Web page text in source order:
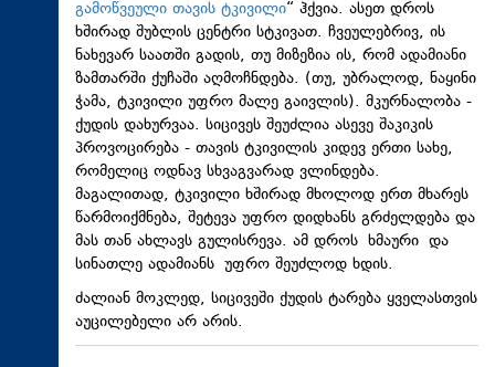
გამოწვეული თავის ტკივილი“ ჰქვია. ასეთ დროს
ხშირად შუბლის ცენტრი სტკივათ. ჩვეულებრივ, ის
ნახევარ საათში გადის, თუ მიზეზია ის, რომ ადამიანი
ზამთარში ქუჩაში აღმოჩნდება. (თუ, უბრალოდ, ნაყინი
ჭამა, ტკივილი უფრო მალე გაივლის). მკურნალობა -
ქუდის დახურვაა. სიცივეს შეუძლია ასევე შაკიკის
პროვოცირება - თავის ტკივილის კიდევ ერთი სახე,
რომელიც ოდნავ სხვაგვარად ვლინდება.
მაგალითად, ტკივილი ხშირად მხოლოდ ერთ მხარეს
წარმოიქმნება, შეტევა უფრო დიდხანს გრძელდება და
მას თან ახლავს გულისრევა. ამ დროს ხმაური და
სინათლე ადამიანს უფრო შეუძლოდ ხდის.
ძალიან მოკლედ, სიცივეში ქუდის ტარება ყველასთვის
აუცილებელი არ არის.